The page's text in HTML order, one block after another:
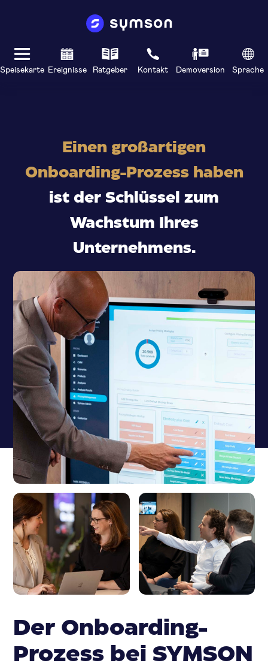
Speisekarte Ereignisse Ratgeber Kontakt Demoversion Sprache
Einen großartigen
Onboarding-Prozess haben
ist der Schlüssel zum
Wachstum Ihres
Unternehmens.
Der Onboarding-
Prozess bei SYMSON